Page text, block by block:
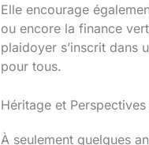
Elle encourage
ou encore la finance
plaidoyer s’inscrit dans
pour tous.
Héritage et
À seulement quelques